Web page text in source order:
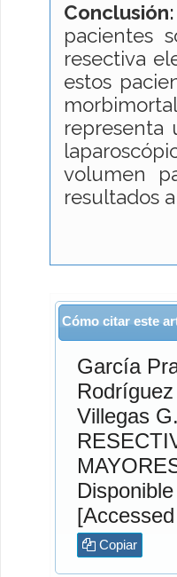
Conclusión:
pacientes
resectiva
estos
representa
volumen
resultados
Cómo citar este
García
VillegasG. EXPERIENCIA EN CIRUGIA COLORRECTAL
Copiar